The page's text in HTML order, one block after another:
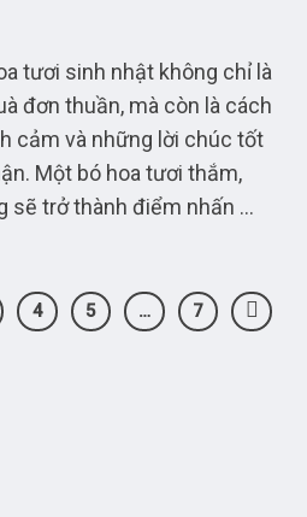
tươi sinh nhật không chỉ là
đơn thuần, mà còn là cách
cảm và những lời chúc tốt
Một bó hoa tươi thắm,
sẽ trở thành điểm nhấn ...
4 5 … 7